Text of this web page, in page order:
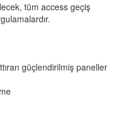
tüm access geçiş
güçlendirilmiş paneller